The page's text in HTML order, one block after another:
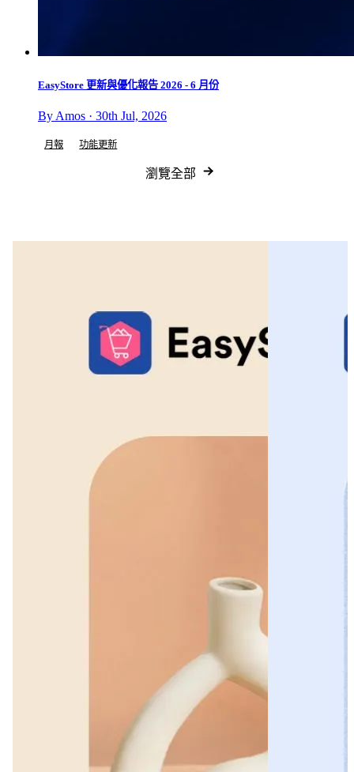
EasyStore 更新與優化報告 2026 - 6 月份
By Amos · 30th Jul, 2026
月報 功能更新
瀏覽全部